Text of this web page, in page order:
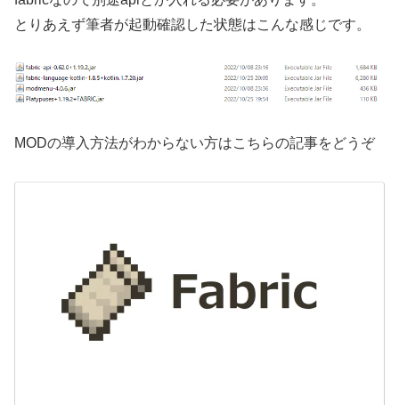
とりあえず筆者が起動確認した状態はこんな感じです。
MODの導入方法がわからない方はこちらの記事をどうぞ